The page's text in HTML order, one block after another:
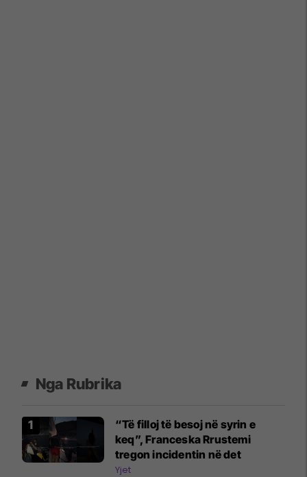
Nga Rubrika
“Të filloj të besoj në syrin e
keq”, Franceska Rrustemi
tregon incidentin në det
Yjet